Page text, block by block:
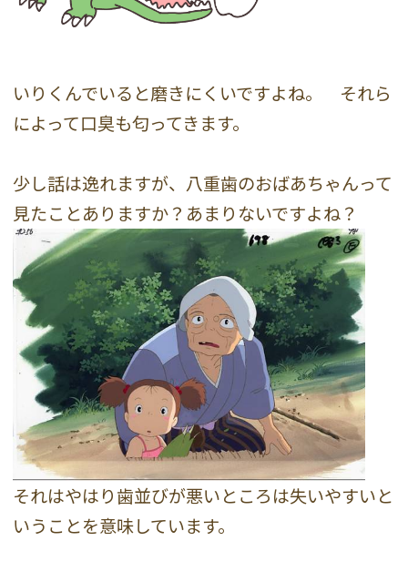
いりくんでいると磨きにくいですよね。 それら
によって口臭も匂ってきます。
少し話は逸れますが、八重歯のおばあちゃんって
見たことありますか？あまりないですよね？
それはやはり歯並びが悪いところは失いやすいと
いうことを意味しています。